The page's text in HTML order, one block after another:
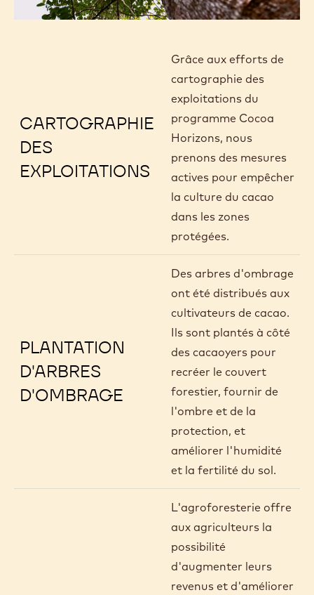
CARTOGRAPHIE
DES
EXPLOITATIONS
Grâce aux efforts de
cartographie des
exploitations du
programme Cocoa
Horizons, nous
prenons des mesures
actives pour empêcher
la culture du cacao
dans les zones
protégées.
PLANTATION
D'ARBRES
D'OMBRAGE
Des arbres d'ombrage
ont été distribués aux
cultivateurs de cacao.
Ils sont plantés à côté
des cacaoyers pour
recréer le couvert
forestier, fournir de
l'ombre et de la
protection, et
améliorer l'humidité
et la fertilité du sol.
L'agroforesterie offre
aux agriculteurs la
possibilité
d'augmenter leurs
revenus et d'améliorer